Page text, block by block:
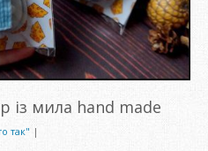
із мила hand made
так" |